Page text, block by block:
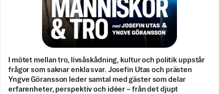
I mötet mellan tro, livsåskådning, kultur och politik uppstår
frågor som saknar enkla svar. Josefin Utas och prästen
Yngve Göransson leder samtal med gäster som delar
erfarenheter, perspektiv och idéer – från det djupt